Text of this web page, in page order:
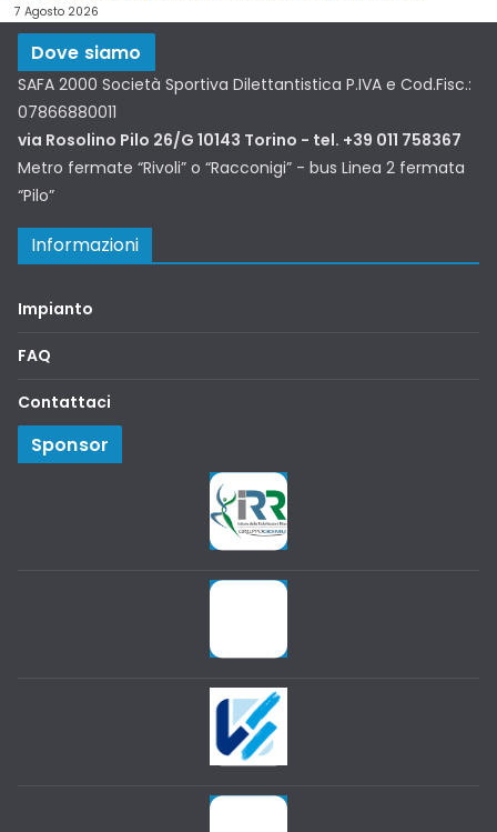
7 Agosto 2026
Dove siamo
SAFA 2000 Società Sportiva Dilettantistica P.IVA e Cod.Fisc.:
07866880011
via Rosolino Pilo 26/G 10143 Torino - tel. +39 011 758367
Metro fermate “Rivoli” o “Racconigi” - bus Linea 2 fermata
“Pilo”
Informazioni
Impianto
FAQ
Contattaci
Sponsor